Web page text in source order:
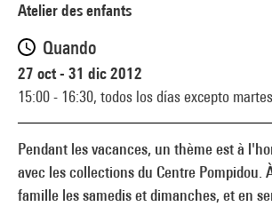
Pendant les vacances, un thème est à
avec les collections du Centre Pompidou.
famille les samedis et dimanches, et en
Atelier des enfants
Quando
27 oct - 31 dic 2012
15:00 - 16:30, todos los días excepto martes